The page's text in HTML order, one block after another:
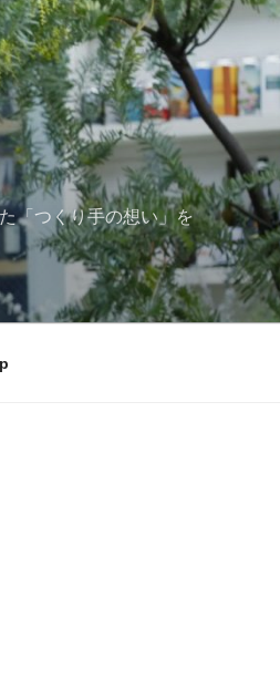
「つくり手の想い」を